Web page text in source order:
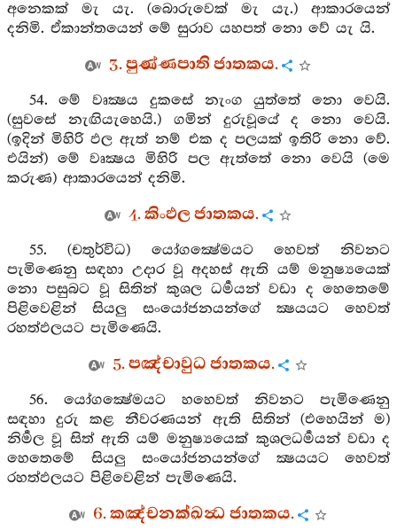
අනෙකක් මැ යැ. (බොරුවෙක් මැ යැ.) ආකාරයෙන්
දනිමි. ඒකාන්තයෙන් මේ සුරාව යහපත් නො වේ යැ යි.
3. පුණ්ණපාති ජාතකය.
54. මේ වෘක්‍ෂය දුකසේ නැංග යුත්තේ නො වෙයි.
(සුවසේ නැඟියැහෙයි.) ගමින් දුරුවූයේ ද නො වෙයි.
(ඉදින් මිහිරි ඵල ඇත් නම් එක ද පලයක් ඉතිරි නො වේ.
එයින්) මේ වෘක්‍ෂය මිහිරි පල ඇත්තේ නො වෙයි (මෙ
කරුණ) ආකාරයෙන් දනිමි.
4. කිංඵල ජාතකය.
55. (චතුර්විධ) යෝගක්‍ෂේමයට හෙවත් නිවනට
පැමිණෙනු සඳහා උදාර වූ අදහස් ඇති යම් මනුෂ්‍යයෙක්
නො පසුබට වූ සිතින් කුශල ධර්‍මයන් වඩා ද හෙතෙමේ
පිළිවෙළින් සියලු සංයෝජනයන්ගේ ක්‍ෂයයට හෙවත්
රහත්ඵලයට පැමිණෙයි.
5. පඤ්චාවුධ ජාතකය.
56. යෝගක්‍ෂේමයට හහෙවත් නිවනට පැමිණෙනු
සඳහා දුරු කළ නීවරණයන් ඇති සිතින් (එහෙයින් ම)
නිර්‍මල වූ සිත් ඇති යම් මනුෂ්‍යයෙක් කුශලධර්‍මයන් වඩා ද
හෙතෙමේ සියලු සංයෝජනයන්ගේ ක්‍ෂයයට හෙවත්
රහත්ඵලයට පිළිවෙළින් පැමිණෙයි.
6. කඤ්චනක්ඛන්‍ධ ජාතකය.